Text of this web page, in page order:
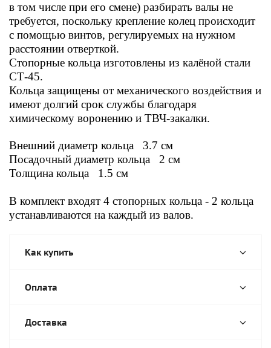
в том числе при его смене) разбирать валы не
требуется, поскольку крепление колец происходит
с помощью винтов, регулируемых на нужном
расстоянии отверткой.
Стопорные кольца изготовлены из калёной стали
СТ-45.
Кольца защищены от механического воздействия и
имеют долгий срок службы благодаря
химическому воронению и ТВЧ-закалки.
Внешний диаметр кольца 3.7 см
Посадочный диаметр кольца 2 см
Толщина кольца 1.5 см
В комплект входят 4 стопорных кольца - 2 кольца
устанавливаются на каждый из валов.
Как купить
Оплата
Доставка